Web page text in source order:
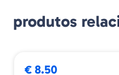
produtos
€ 8.50